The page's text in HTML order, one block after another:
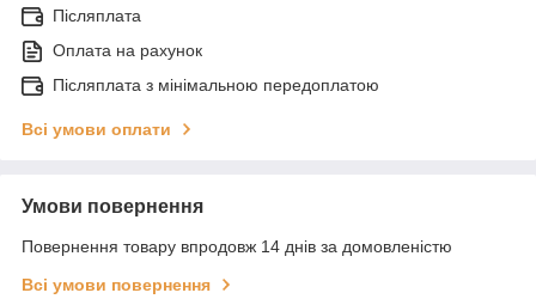
Післяплата
Оплата на рахунок
Післяплата з мінімальною передоплатою
Всі умови оплати
Умови повернення
Повернення товару впродовж 14 днів за домовленістю
Всі умови повернення